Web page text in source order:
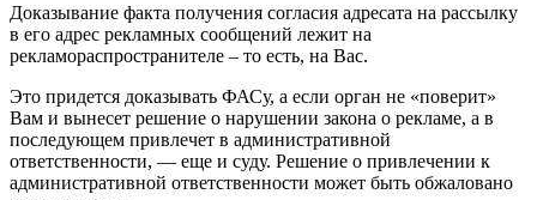
Доказывание факта получения согласия адресата на рассылку
в его адрес рекламных сообщений лежит на
рекламораспространителе – то есть, на Вас.
Это придется доказывать ФАСу, а если орган не «поверит»
Вам и вынесет решение о нарушении закона о рекламе, а в
последующем привлечет в административной
ответственности, — еще и суду. Решение о привлечении к
административной ответственности может быть обжаловано